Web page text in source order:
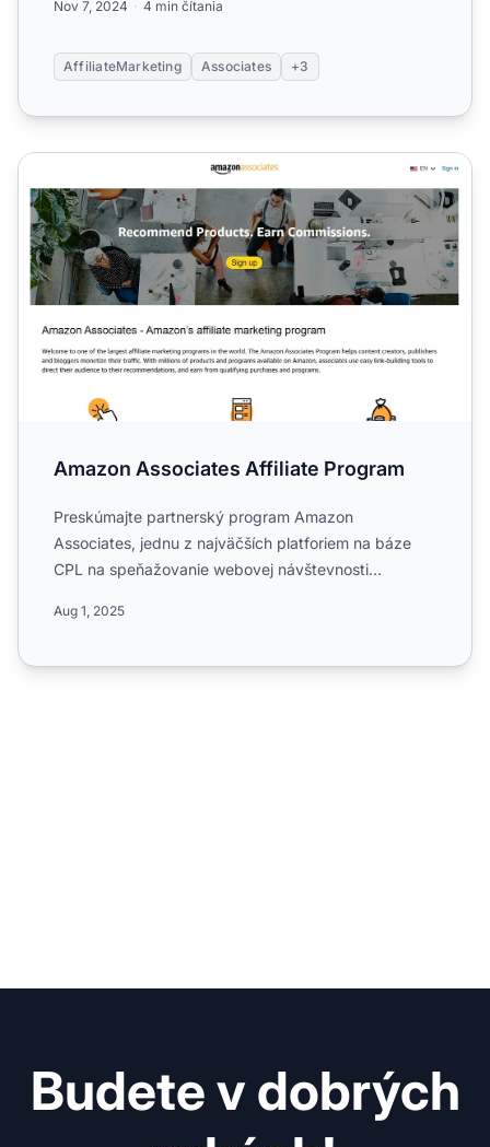
Nov 7, 2024 4 min čítania
AffiliateMarketing Associates +3
Amazon Associates Affiliate Program
Amazon Associates Affiliate Program
Preskúmajte partnerský program Amazon
Associates, jednu z najväčších platforiem na báze
CPL na speňažovanie webovej návštevnosti
Aug 1, 2025
Budete v dobrých